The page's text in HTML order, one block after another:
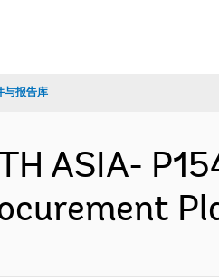
与报告库
ASIA-